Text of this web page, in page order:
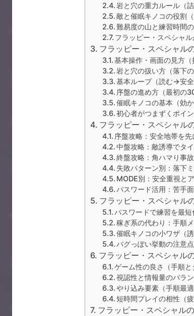
岩と穴の重力ルール（詰
敵と催眠キノコの役割
難易度の山と練習時間
フラッピー・スペシャ
フラッピー・スペシャル
基本操作・画面の見方（
岩と穴の扱い方（落下
基本ループ（読む→安
序盤の進め方（最初の
催眠キノコの基本（効
初心者がつまずくポイ
フラッピー・スペシャル
序盤攻略：安全地帯を先
中盤攻略：敵誘導でタ
終盤攻略：角ハマり事
失敗パターン別：落下
MODE別：安全重視と
パスワード活用：苦手
フラッピー・スペシャル
パスワードで練習を最短
稼ぎ系の代わり：手順
催眠キノコの小ワザ（
バグっぽい挙動の注意
フラッピー・スペシャル
ゲーム性の良さ（手順と
視認性と情報量のバラ
やり込み要素（手順最
短時間プレイの相性（疲
フラッピー・スペシャル